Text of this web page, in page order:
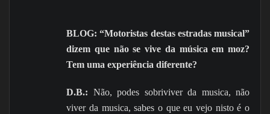
BLOG: “Motoristas destas estradas musical”
dizem que não se vive da música em moz?
Tem uma experiência diferente?
D.B.: Não, podes sobriviver da musica, não
viver da musica, sabes o que eu vejo nisto é o